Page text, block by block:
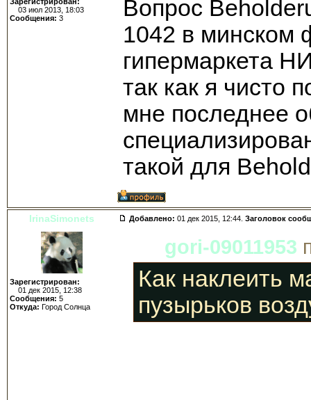
03 июл 2013, 18:03
Сообщения: 3
Вопрос
1042 в минском
гипермаркета
так как я чисто
мне последнее
такой для
IrinaSimonets Добавлено: 01 дек 2015, 12:44. Заголовок
Зарегистрирован:
01 дек 2015, 12:38
Сообщения: 5
Откуда: Город Солнца
gori-09011953
Как наклеить
пузырьков